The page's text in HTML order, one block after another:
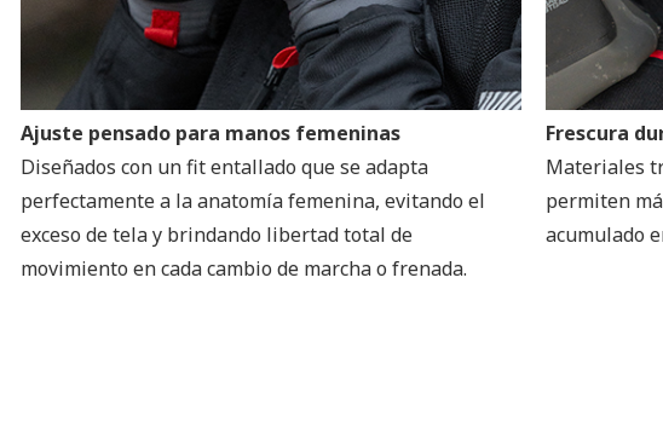
Ajuste pensado para manos femeninas
Diseñados con un fit entallado que se adapta
perfectamente a la anatomía femenina, evitando el
exceso de tela y brindando libertad total de
movimiento en cada cambio de marcha o frenada.
Frescura
Materiales
permiten
acumulado